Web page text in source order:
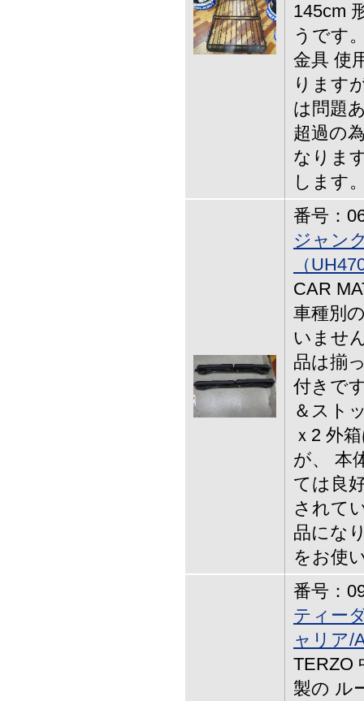
145cm
うです
金具 使
ります
は問題
超過の
なりま
します
番号：
ジャン
（
CAR
車種別
いませ
品は揃
付きで
＆スト
ｘ2 外
が、 本
ては良
されて
品にな
をお使
番号：
ティー
ャリア/
TERZO
製の ル